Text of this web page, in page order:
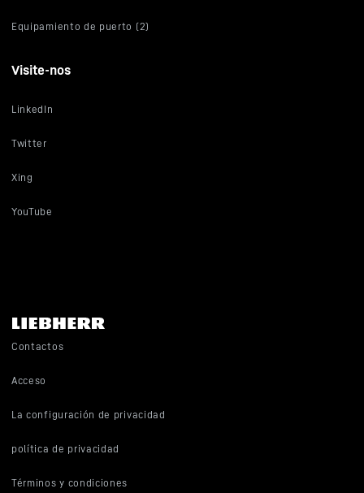
Equipamiento de puerto (2)
Visite-nos
LinkedIn
Twitter
Xing
YouTube
Contactos
Acceso
La configuración de privacidad
política de privacidad
Términos y condiciones